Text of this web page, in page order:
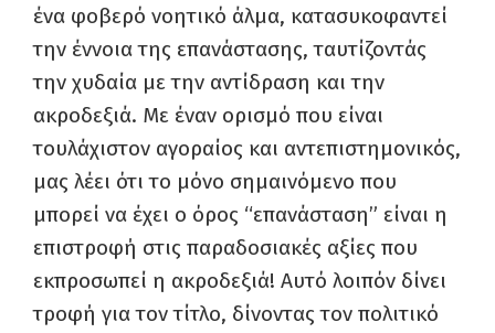
ένα φοβερό νοητικό άλμα, κατασυκοφαντεί
την έννοια της επανάστασης, ταυτίζοντάς
την χυδαία με την αντίδραση και την
ακροδεξιά. Με έναν ορισμό που είναι
τουλάχιστον αγοραίος και αντεπιστημονικός,
μας λέει ότι το μόνο σημαινόμενο που
μπορεί να έχει ο όρος “επανάσταση” είναι η
επιστροφή στις παραδοσιακές αξίες που
εκπροσωπεί η ακροδεξιά! Αυτό λοιπόν δίνει
τροφή για τον τίτλο, δίνοντας τον πολιτικό